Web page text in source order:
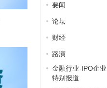
要闻
论坛
财经
路演
金融行业-IPO企业
特别报道